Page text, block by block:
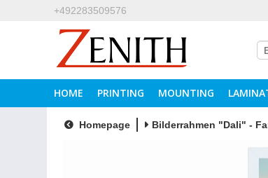
+492283509576
HOME PRINTING MOUNTING
Homepage Bilderrahmen "Dali" -